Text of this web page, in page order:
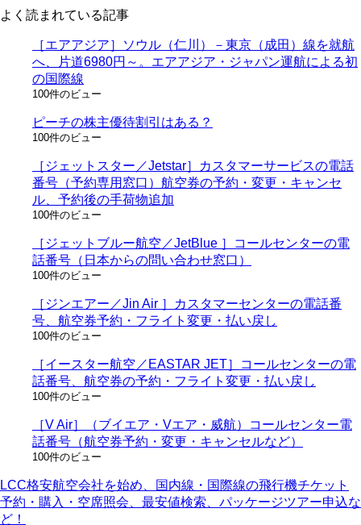
ま
よく読まれている記事
［エアアジア］ソウル（仁川）－東京（成田）線を就航
へ、片道6980円～。エアアジア・ジャパン運航による初
の国際線
100件のビュー
ピーチの株主優待割引はある？
100件のビュー
［ジェットスター／Jetstar］カスタマーサービスの電話
番号（予約専用窓口）航空券の予約・変更・キャンセ
ル、予約後の手荷物追加
100件のビュー
［ジェットブルー航空／JetBlue ］コールセンターの電
話番号（日本からの問い合わせ窓口）
100件のビュー
［ジンエアー／Jin Air ］カスタマーセンターの電話番
号、航空券予約・フライト変更・払い戻し
100件のビュー
［イースター航空／EASTAR JET］コールセンターの電
話番号、航空券の予約・フライト変更・払い戻し
100件のビュー
［V Air］（ブイエア・Vエア・威航）コールセンター電
話番号（航空券予約・変更・キャンセルなど）
100件のビュー
LCC格安航空会社を始め、国内線・国際線の飛行機チケット
予約・購入・空席照会、最安値検索、パッケージツアー申込な
ど！